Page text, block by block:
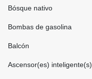
Bósque nativo
Bombas de gasolina
Balcón
Ascensor(es) inteligente(s)